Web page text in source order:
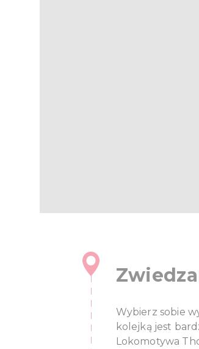
Wybierz sobie
kolejką jest
Lokomotywa